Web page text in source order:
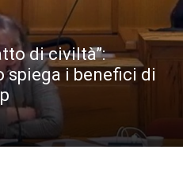
di civiltà”:
spiega i benefici di